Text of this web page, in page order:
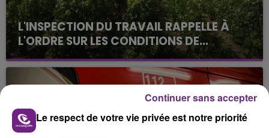
L'INSPECTION DU TRAVAIL RAPPELLE À
L'ORDRE SUR LES CONDITIONS DE...
Alors que les dates de début des vendange 2026
s'est avéré être plus précoce que prévu,
l'inspection du Travail en profite pour rappeler
Le respect de votre vie privée est notre priorité
Continuer sans accepter